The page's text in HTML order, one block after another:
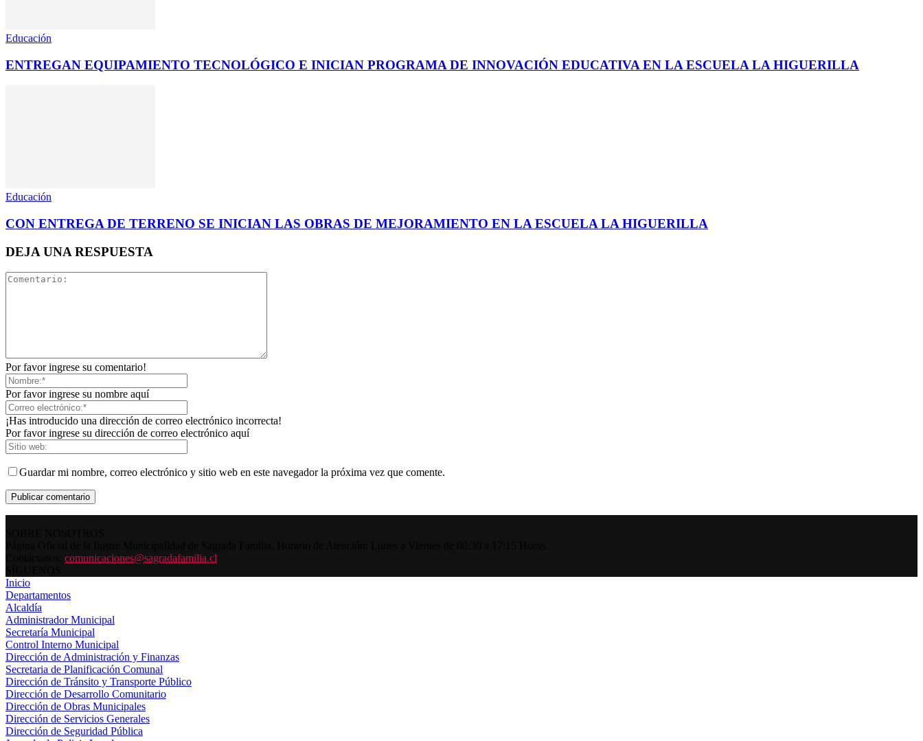
Educación
ENTREGAN EQUIPAMIENTO TECNOLÓGICO E INICIAN PROGRAMA DE INNOVACIÓN EDUCATIVA EN LA ESCUELA LA HIGUERILLA
Educación
CON ENTREGA DE TERRENO SE INICIAN LAS OBRAS DE MEJORAMIENTO EN LA ESCUELA LA HIGUERILLA
DEJA UNA RESPUESTA
Por favor ingrese su comentario!
Por favor ingrese su nombre aquí
¡Has introducido una dirección de correo electrónico incorrecta!
Por favor ingrese su dirección de correo electrónico aquí
Guardar mi nombre, correo electrónico y sitio web en este navegador la próxima vez que comente.
comunicaciones@sagradafamilia.cl
Inicio
Departamentos
Alcaldía
Administrador Municipal
Secretaría Municipal
Control Interno Municipal
Dirección de Administración y Finanzas
Secretaria de Planificación Comunal
Dirección de Tránsito y Transporte Público
Dirección de Desarrollo Comunitario
Dirección de Obras Municipales
Dirección de Servicios Generales
Dirección de Seguridad Pública